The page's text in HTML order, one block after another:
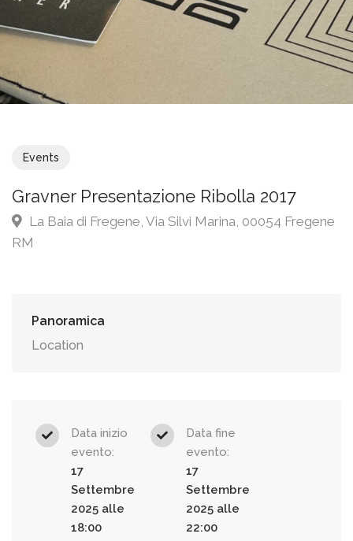
Events
Gravner Presentazione Ribolla 2017
La Baia di Fregene, Via Silvi Marina, 00054 Fregene
RM
Panoramica
Location
Data inizio
evento:
17
Settembre
2025 alle
18:00
Data fine
evento:
17
Settembre
2025 alle
22:00